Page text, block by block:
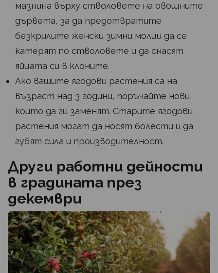
мазнина върху стволовете на овощните
дървета, за да предотвратите
безкрилите женски зимни молци да се
катерят по стволовете и да снасят
яйцата си в клоните.
Ако вашите ягодови растения са на
възраст над 3 години, поръчайте нови,
които да ги заменят. Старите ягодови
растения могат да носят болести и да
губят сила и производителност.
Други работни дейности
в градината през
декември